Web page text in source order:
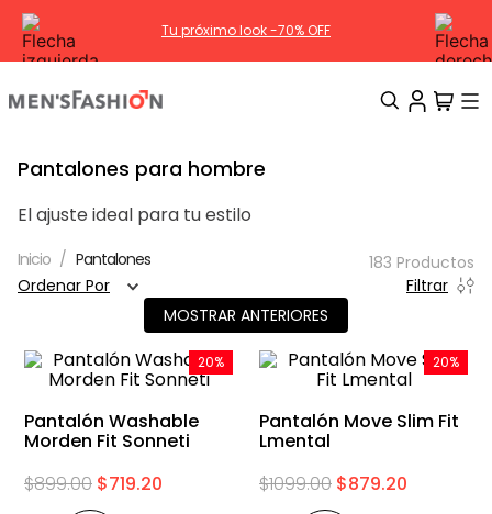
OFF HÁBITAT | Nueva Colección
Pantalones para hombre
El ajuste ideal para tu estilo
Pantalones 183 Productos
Ordenar Por
Filtrar
MOSTRAR ANTERIORES
20%
Pantalón Washable
Morden Fit Sonneti
$899.00 $719.20
20%
Pantalón Move Slim Fit
Lmental
$1099.00 $879.20
TÉRMINOS MÁS BUSCADOS
3.
pantalon
5.
chamarra
sobrecamisa
7.
chaleco